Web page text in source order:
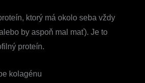
ktorý má okolo seba vždy
by aspoň mal mať). Je to
proteín.
kolagénu